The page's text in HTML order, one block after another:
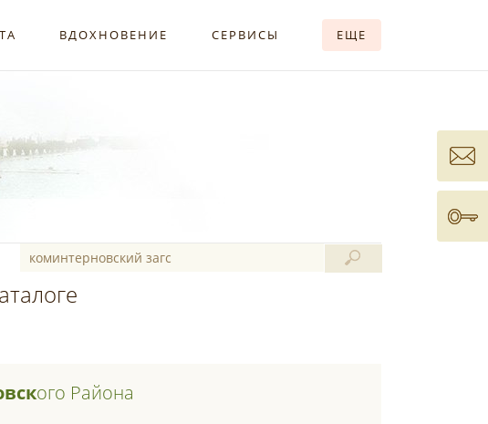
ВДОХНОВЕНИЕ СЕРВИСЫ ЕЩЕ
Ого Района